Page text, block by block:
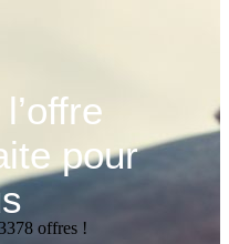
pour
3378 offres !